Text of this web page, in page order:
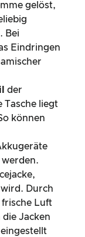
gelöst,
Bei
Eindringen
der
Tasche liegt
können
wird. Durch
Luft
Jacken